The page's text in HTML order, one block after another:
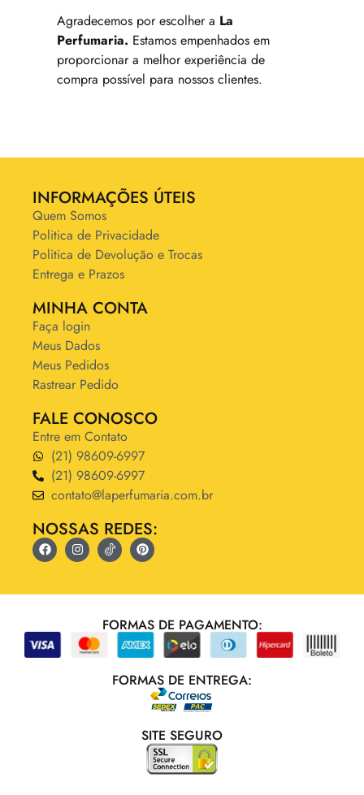
Agradecemos por escolher a La
Perfumaria. Estamos empenhados em
proporcionar a melhor experiência de
compra possível para nossos clientes.
INFORMAÇÕES ÚTEIS
Quem Somos
Politica de Privacidade
Politica de Devolução e Trocas
Entrega e Prazos
MINHA CONTA
Faça login
Meus Dados
Meus Pedidos
Rastrear Pedido
FALE CONOSCO
Entre em Contato
(21) 98609-6997
(21) 98609-6997
contato@laperfumaria.com.br
NOSSAS REDES:
FORMAS DE PAGAMENTO:
FORMAS DE ENTREGA:
SITE SEGURO